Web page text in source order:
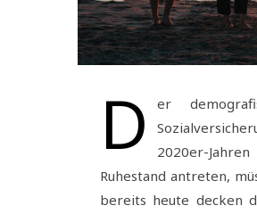
D
er
2020er-
Ruhestand antreten,
bereits heute decken